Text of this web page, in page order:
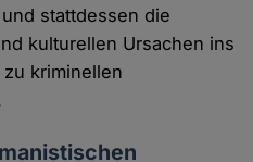
stattdessen die
kulturellen Ursachen ins
kriminellen